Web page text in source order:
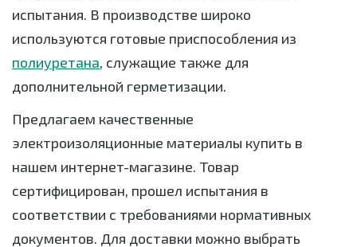
испытания. В производстве широко
используются готовые приспособления из
полиуретана, служащие также для
дополнительной герметизации.
Предлагаем качественные
электроизоляционные материалы купить в
нашем интернет-магазине. Товар
сертифицирован, прошел испытания в
соответствии с требованиями нормативных
документов. Для доставки можно выбрать